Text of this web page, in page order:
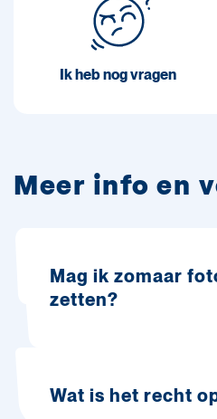
Ik heb nog vragen
Meer info en
Mag ik zomaar
zetten?
Wat is het recht